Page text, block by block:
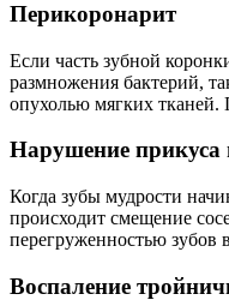
Перикоронарит
Если часть зубной
размножения бактерий,
опухолью мягких тканей.
Нарушение прикуса
Когда зубы мудрости
происходит смещение
перегруженностью зубов
Воспаление